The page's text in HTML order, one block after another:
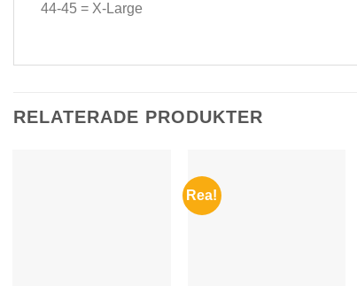
44-45 = X-Large
RELATERADE PRODUKTER
Rea!